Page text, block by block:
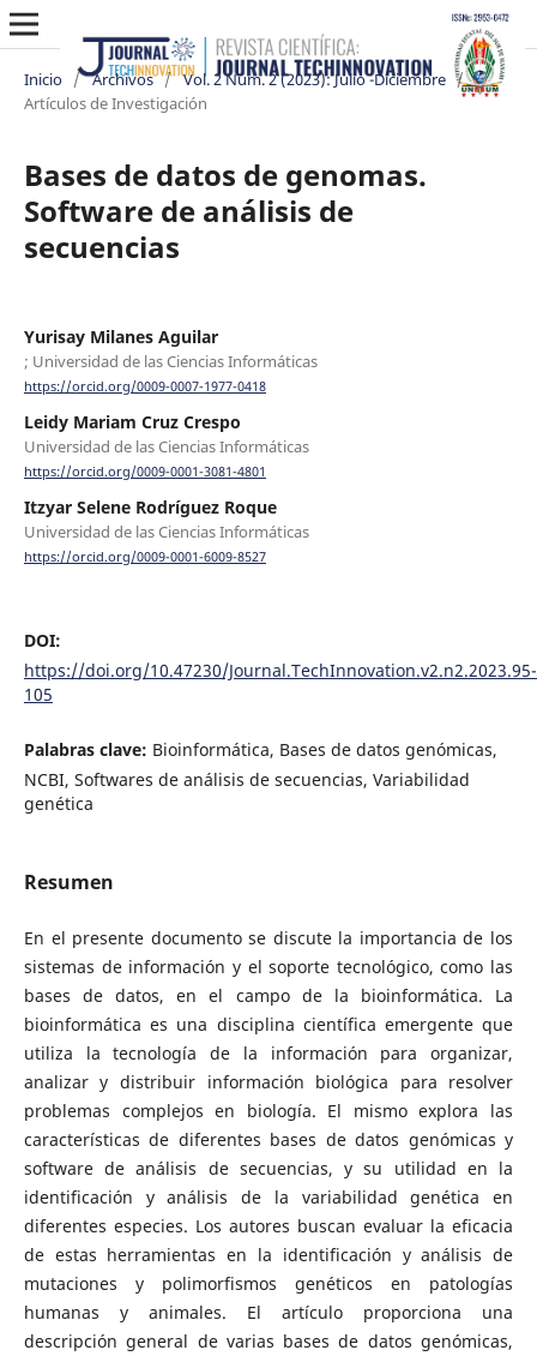
Inicio / Archivos / Vol. 2 Núm. 2 (2023): Julio -Diciembre /
Artículos de Investigación
Bases de datos de genomas.
Software de análisis de
secuencias
Yurisay Milanes Aguilar
; Universidad de las Ciencias Informáticas
https://orcid.org/0009-0007-1977-0418
Leidy Mariam Cruz Crespo
Universidad de las Ciencias Informáticas
https://orcid.org/0009-0001-3081-4801
Itzyar Selene Rodríguez Roque
Universidad de las Ciencias Informáticas
https://orcid.org/0009-0001-6009-8527
DOI:
https://doi.org/10.47230/Journal.TechInnovation.v2.n2.2023.95-
105
Palabras clave: Bioinformática, Bases de datos genómicas,
NCBI, Softwares de análisis de secuencias, Variabilidad
genética
Resumen
En el presente documento se discute la importancia de los
sistemas de información y el soporte tecnológico, como las
bases de datos, en el campo de la bioinformática. La
bioinformática es una disciplina científica emergente que
utiliza la tecnología de la información para organizar,
analizar y distribuir información biológica para resolver
problemas complejos en biología. El mismo explora las
características de diferentes bases de datos genómicas y
software de análisis de secuencias, y su utilidad en la
identificación y análisis de la variabilidad genética en
diferentes especies. Los autores buscan evaluar la eficacia
de estas herramientas en la identificación y análisis de
mutaciones y polimorfismos genéticos en patologías
humanas y animales. El artículo proporciona una
descripción general de varias bases de datos genómicas,